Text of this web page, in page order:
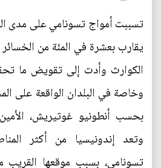
تسببت أمواج تسونامي على مدى
يقارب بعشرة في المئة من الخسائر
الكوارث وأدت إلى تقويض ما
وخاصة في البلدان الواقعة على
بحسب أنطونيو غوتيريش، الأمين
وتعد إندونيسيا من أكثر
تسونامي، بسبب موقعها القريب